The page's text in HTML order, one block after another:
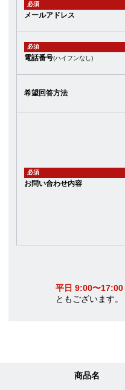
必須
メールアドレス
必須
電話番号(ハイフンなし)
希望回答方法
必須
お問い合わせ内容
平日 9:00〜17:00
ともございます。
商品名